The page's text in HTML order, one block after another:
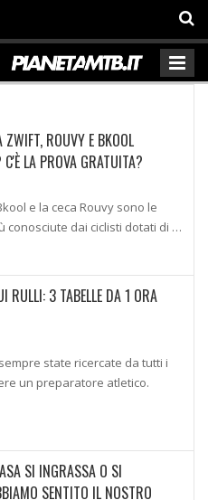
ROUVY E BKOOL
LA PROVA GRATUITA?
e la ceca Rouvy sono le
conosciute dai ciclisti dotati di …
RULLI: 3 TABELLE DA 1 ORA
state ricercate da tutti i
un preparatore atletico.
SI INGRASSA O SI
SENTITO IL NOSTRO